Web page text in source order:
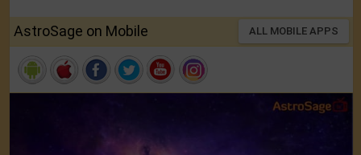
AstroSage on Mobile ALL MOBILE APPS